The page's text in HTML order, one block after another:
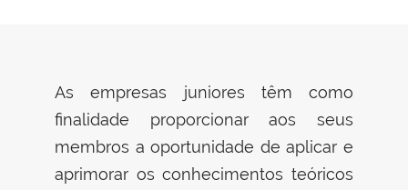
As empresas juniores têm como
finalidade proporcionar aos seus
membros a oportunidade de aplicar e
aprimorar os conhecimentos teóricos